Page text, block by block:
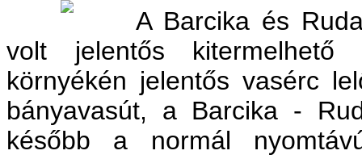
A Barcika és
volt jelentős kitermelhető
környékén jelentős vasérc
bányavasút, a Barcika -
később a normál